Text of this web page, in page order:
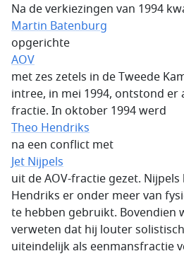
Na de verkiezingen van 1994
Martin Batenburg
opgerichte
AOV
met zes zetels in de Tweede
intree, in mei 1994, ontstond er
fractie. In oktober 1994 werd
Theo Hendriks
na een conflict met
Jet Nijpels
uit de AOV-fractie gezet.
Hendriks er onder meer van
te hebben gebruikt. Bovendien
verweten dat hij louter
uiteindelijk als eenmansfractie